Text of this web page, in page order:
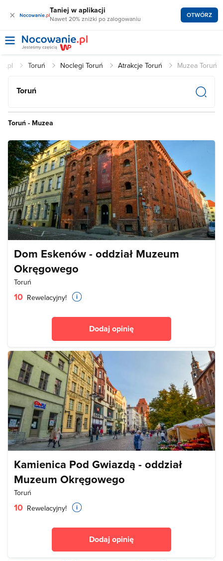
× Taniej w aplikacji
Nawet 20% zniżki po zalogowaniu OTWÓRZ
Toruń Noclegi Toruń Atrakcje Toruń Muzea Toruń
Toruń
Toruń - Muzea
Dom Eskenów - oddział Muzeum
Okręgowego
Toruń
10 Rewelacyjny!
Dodaj opinię
Kamienica Pod Gwiazdą - oddział
Muzeum Okręgowego
Toruń
10 Rewelacyjny!
Dodaj opinię